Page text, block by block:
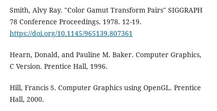
Smith, Alvy Ray. "Color Gamut Transform Pairs" SIGGRAPH
78 Conference Proceedings. 1978. 12-19.
https://doi.org/10.1145/965139.807361
Hearn, Donald, and Pauline M. Baker. Computer Graphics,
C Version. Prentice Hall, 1996.
Hill, Francis S. Computer Graphics using OpenGL. Prentice
Hall, 2000.